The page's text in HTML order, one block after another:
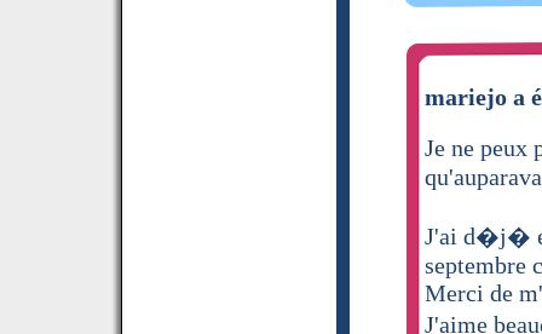
mariejo a
Je ne
J'ai d�j�
septembre
Merci de
J'aime